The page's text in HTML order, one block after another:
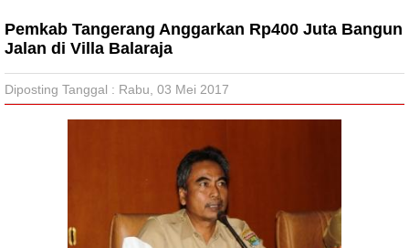
Pemkab Tangerang Anggarkan Rp400 Juta Bangun
Jalan di Villa Balaraja
Diposting Tanggal : Rabu, 03 Mei 2017